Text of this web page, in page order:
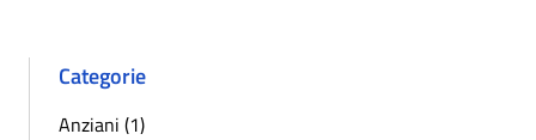
Categorie
Anziani (1)